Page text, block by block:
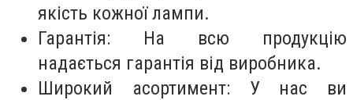
якість кожної лампи.
Гарантія: На всю продукцію
надається гарантія від виробника.
Широкий асортимент: У нас ви